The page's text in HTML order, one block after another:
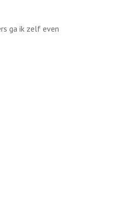
ga ik zelf even